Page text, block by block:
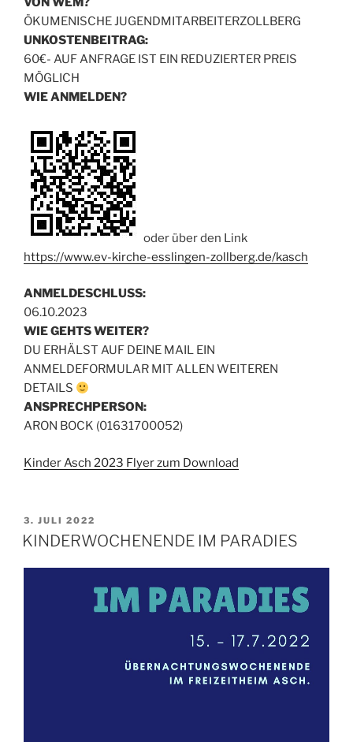
ÖKUMENISCHE JUGENDMITARBEITERZOLLBERG
UNKOSTENBEITRAG:
60€- AUF ANFRAGE IST EIN REDUZIERTER PREIS
MÖGLICH
WIE ANMELDEN?
oder über den Link
https://www.ev-kirche-esslingen-zollberg.de/kasch
ANMELDESCHLUSS:
06.10.2023
WIE GEHTS WEITER?
DU ERHÄLST AUF DEINE MAIL EIN
ANMELDEFORMULAR MIT ALLEN WEITEREN
DETAILS
ANSPRECHPERSON:
ARON BOCK (01631700052)
Kinder Asch 2023 Flyer zum Download
VERÖFFENTLICHT
AM
3. JULI 2022
KINDERWOCHENENDE IM PARADIES